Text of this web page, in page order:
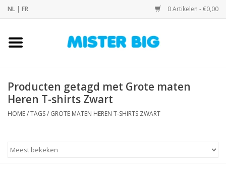
NL | FR 0 Artikelen - €0,00
Home
Onze Winkel
Producten getagd met Grote maten
Heren T-shirts Zwart
HOME/TAGS/ GROTE MATEN HEREN T-SHIRTS ZWART